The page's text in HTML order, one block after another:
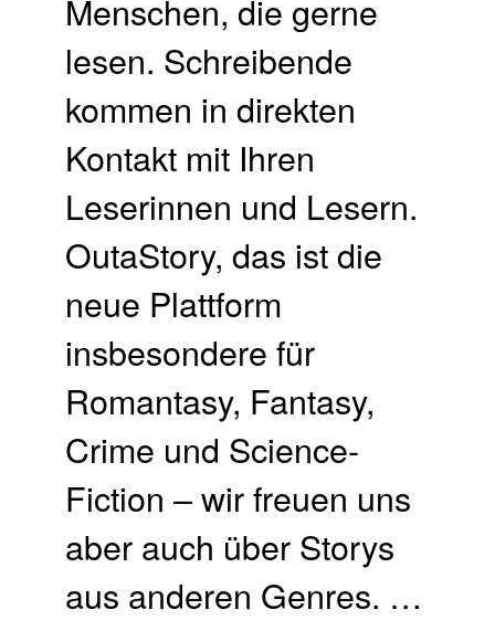
Menschen, die gerne
lesen. Schreibende
kommen in direkten
Kontakt mit Ihren
Leserinnen und Lesern.
OutaStory, das ist die
neue Plattform
insbesondere für
Romantasy, Fantasy,
Crime und Science-
Fiction – wir freuen uns
aber auch über Storys
aus anderen Genres. …